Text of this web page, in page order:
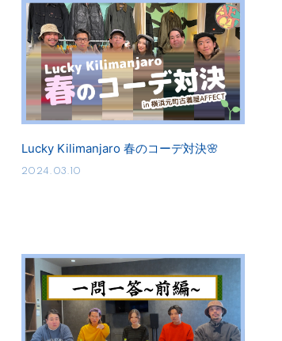
Lucky Kilimanjaro 春のコーデ対決🌸
2024.03.10